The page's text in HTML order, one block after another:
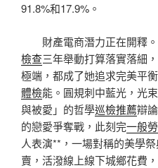
91.8%和17.9%。
財產電商潛力正在開釋
檢查三年舉動打算落實落細
極端，都成了她追求完美平
體檢能。圓規刺中藍光，光
與被愛」的哲學巡檢推薦辯
的戀愛爭奪戰，此刻完一般
人表演**，一場對稱的美學
賣，活潑線上線下城鄉花費